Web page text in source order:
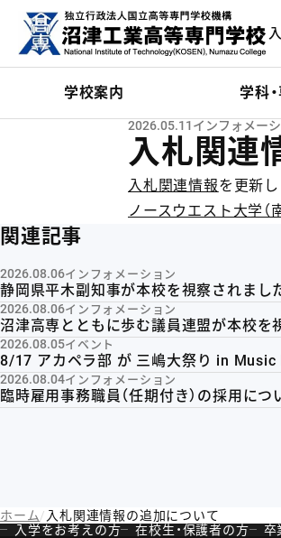
学校案内 学科
入札関連
2026.05.11インフォメー
入札関連情報を更新し
ノースウエスト大学
関連記事
2026.08.06インフォメーション
静岡県平木副知事が本校を視察されまし
2026.08.06インフォメーション
沼津高専とともに歩む議員連盟が本校を
2026.08.05イベント
8/17 アカペラ部 が 三嶋大祭り in Music
2026.08.04インフォメーション
臨時雇用事務職員（任期付き）の採用につ
ホーム
入札関連情報の追加について
入学をお考えの方
在校生・保護者の方 卒